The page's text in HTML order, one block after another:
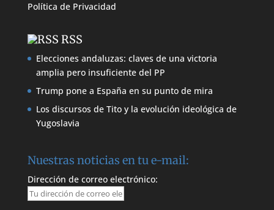
Política de Privacidad
RSS
Elecciones andaluzas: claves de una victoria
amplia pero insuficiente del PP
Trump pone a España en su punto de mira
Los discursos de Tito y la evolución ideológica de
Yugoslavia
Nuestras noticias en tu e-mail:
Dirección de correo electrónico: